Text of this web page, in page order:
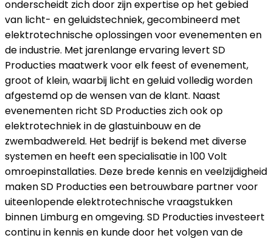
onderscheidt zich door zijn expertise op het gebied
van licht- en geluidstechniek, gecombineerd met
elektrotechnische oplossingen voor evenementen en
de industrie. Met jarenlange ervaring levert SD
Producties maatwerk voor elk feest of evenement,
groot of klein, waarbij licht en geluid volledig worden
afgestemd op de wensen van de klant. Naast
evenementen richt SD Producties zich ook op
elektrotechniek in de glastuinbouw en de
zwembadwereld. Het bedrijf is bekend met diverse
systemen en heeft een specialisatie in 100 Volt
omroepinstallaties. Deze brede kennis en veelzijdigheid
maken SD Producties een betrouwbare partner voor
uiteenlopende elektrotechnische vraagstukken
binnen Limburg en omgeving. SD Producties investeert
continu in kennis en kunde door het volgen van de